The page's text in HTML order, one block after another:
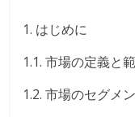
1. はじめに
1.1. 市場の定義と
1.2. 市場のセグメ